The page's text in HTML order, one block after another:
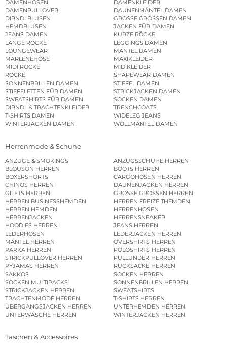
DAMENHOSEN
DAMENKLEIDER
DAMENPULLOVER
DAUNENMÄNTEL DAMEN
DIRNDLBLUSEN
GROSSE GRÖSSEN DAMEN
HEMDBLUSEN
JACKEN FÜR DAMEN
JEANS DAMEN
KURZE RÖCKE
LANGE RÖCKE
LEGGINGS DAMEN
LOUNGEWEAR
MÄNTEL DAMEN
MARLENEHOSE
MAXIKLEIDER
MIDI RÖCKE
MIDIKLEIDER
RÖCKE
SHAPEWEAR DAMEN
SONNENBRILLEN DAMEN
STIEFEL DAMEN
STIEFELETTEN FÜR DAMEN
STRICKJACKEN DAMEN
SWEATSHIRTS FÜR DAMEN
SOCKEN DAMEN
DIRNDL & TRACHTENKLEIDER
TRENCHCOATS
T-SHIRTS DAMEN
WIDELEG JEANS
WINTERJACKEN DAMEN
WOLLMÄNTEL DAMEN
Herrenmode & Schuhe
ANZÜGE & SMOKINGS
ANZUGSSCHUHE HERREN
BLOUSON HERREN
BOOTS HERREN
BOXERSHORTS
CARGOHOSEN HERREN
CHINOS HERREN
DAUNENJACKEN HERREN
GILETS HERREN
GROSSE GRÖSSEN HERREN
HERREN BUSINESSHEMDEN
HERREN FREIZEITHEMDEN
HERREN HEMDEN
HERRENHOSEN
HERRENJACKEN
HERRENSNEAKER
HOODIES HERREN
JEANS HERREN
LEDERHOSEN
LEDERJACKEN HERREN
MÄNTEL HERREN
OVERSHIRTS HERREN
PARKA HERREN
POLOSHIRTS HERREN
STRICKPULLOVER HERREN
PULLUNDER HERREN
PYJAMAS HERREN
RUCKSÄCKE HERREN
SAKKOS
SOCKEN HERREN
SOCKEN MULTIPACKS
SONNENBRILLEN HERREN
STRICKJACKEN HERREN
SWEATSHIRTS
TRACHTENMODE HERREN
T-SHIRTS HERREN
ÜBERGANGSJACKEN HERREN
UNTERHEMDEN HERREN
UNTERWÄSCHE HERREN
WINTERJACKEN HERREN
Taschen & Accessoires